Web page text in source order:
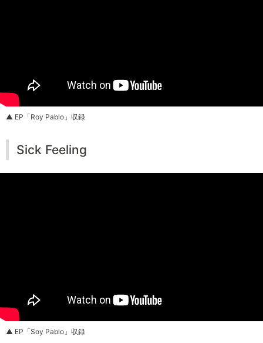
▲ EP「Roy Pablo」収録
Sick Feeling
▲ EP「Soy Pablo」収録